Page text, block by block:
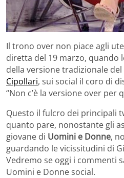
Il trono over non piace agli
diretta del 19 marzo, quando
della versione tradizionale
Cipollari, sui social il coro di
“Non c’è la versione over per
Questo il fulcro dei principali
quanto pare, nonostante gli
giovane di Uomini e Donne,
guardando le vicissitudini di
Vedremo se oggi i commenti
Uomini e Donne social.